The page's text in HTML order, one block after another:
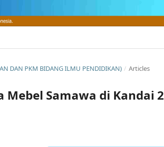
DAN PKM BIDANG ILMU PENDIDIKAN) / Articles
Samawa di Kandai 2